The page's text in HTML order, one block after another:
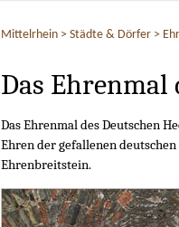
Mittelrhein > Städte & Dörfer>
Das Ehrenmal
Das Ehrenmal des Deutschen
Ehren der gefallenen
Ehrenbreitstein.